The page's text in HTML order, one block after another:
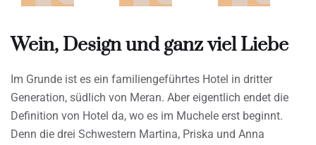
Wein, Design und ganz viel Liebe
Im Grunde ist es ein familiengeführtes Hotel in dritter
Generation, südlich von Meran. Aber eigentlich endet die
Definition von Hotel da, wo es im Muchele erst beginnt.
Denn die drei Schwestern Martina, Priska und Anna